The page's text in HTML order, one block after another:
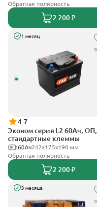
Обратная полярность
2 200 ₽
1 месяц
4.7
Эконом серия L2 60Ач, ОП,
стандартные клеммы
242х175х190 мм
60Ач
Обратная полярность
2 200 ₽
3 месяца